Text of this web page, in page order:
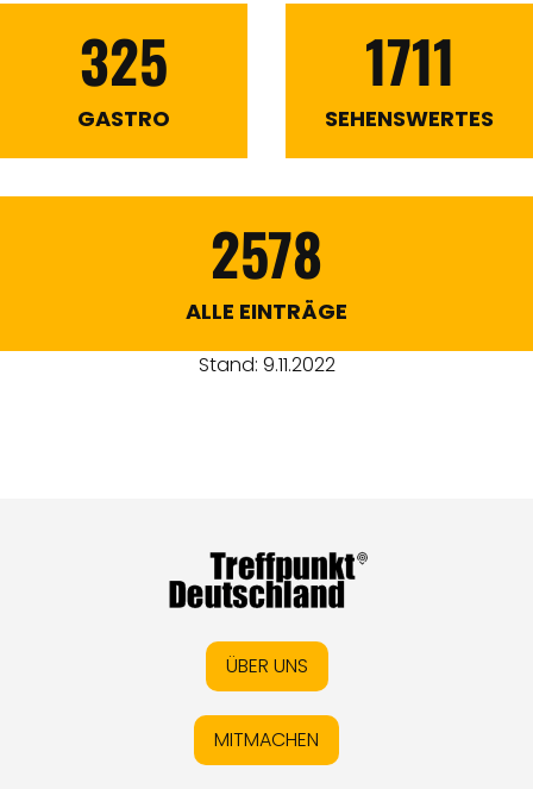
325
GASTRO
1711
SEHENSWERTES
2578
ALLE EINTRÄGE
Stand: 9.11.2022
ÜBER UNS
MITMACHEN